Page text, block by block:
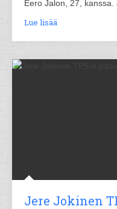
Eero Jalon, 27, kanssa.
Lue lisää
Jere Jokinen